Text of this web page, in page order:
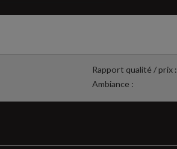
Rapport qualité / prix :
Ambiance :